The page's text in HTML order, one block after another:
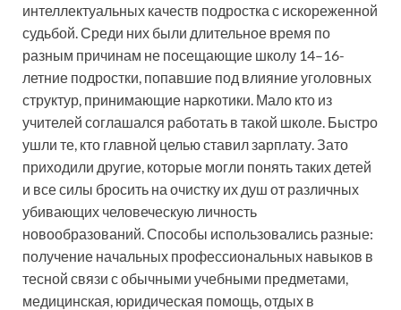
интеллектуальных качеств подростка с искореженной
судьбой. Среди них были длительное время по
разным причинам не посещающие школу 14–16-
летние подростки, попавшие под влияние уголовных
структур, принимающие наркотики. Мало кто из
учителей соглашался работать в такой школе. Быстро
ушли те, кто главной целью ставил зарплату. Зато
приходили другие, которые могли понять таких детей
и все силы бросить на очистку их душ от различных
убивающих человеческую личность
новообразований. Способы использовались разные:
получение начальных профессиональных навыков в
тесной связи с обычными учебными предметами,
медицинская, юридическая помощь, отдых в